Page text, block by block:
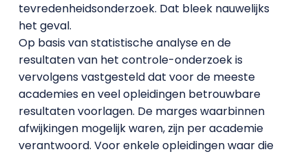
tevredenheidsonderzoek. Dat bleek nauwelijks
het geval.
Op basis van statistische analyse en de
resultaten van het controle-onderzoek is
vervolgens vastgesteld dat voor de meeste
academies en veel opleidingen betrouwbare
resultaten voorlagen. De marges waarbinnen
afwijkingen mogelijk waren, zijn per academie
verantwoord. Voor enkele opleidingen waar die